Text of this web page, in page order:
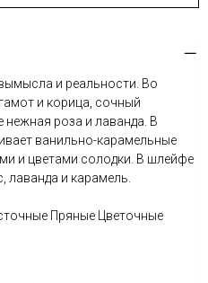
и реальности. Во
и корица, сочный
нежная роза и лаванда. В
ванильно-карамельные
и цветами солодки. В шлейфе
лаванда и карамель.
Пряные Цветочные